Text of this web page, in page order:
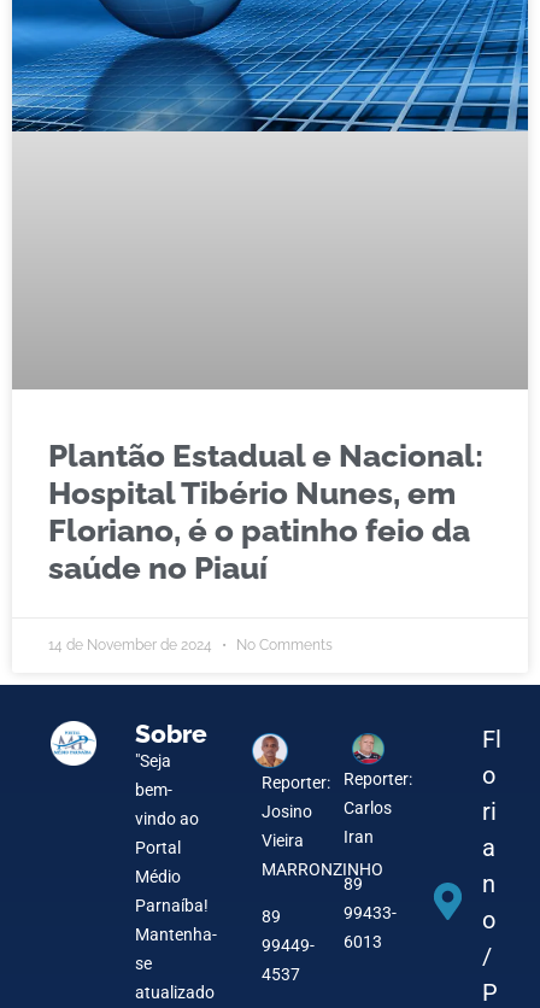
Plantão Estadual e Nacional:
Hospital Tibério Nunes, em
Floriano, é o patinho feio da
saúde no Piauí
14 de November de 2024 No Comments
Sobre
"Seja
bem-
vindo ao
Portal
Médio
Parnaíba!
Mantenha-
se
atualizado
Reporter:
Josino
Vieira
MARRONZINHO
89
99449-
4537
Reporter:
Carlos
Iran
89
99433-
6013
Fl
o
ri
a
n
o
/
P